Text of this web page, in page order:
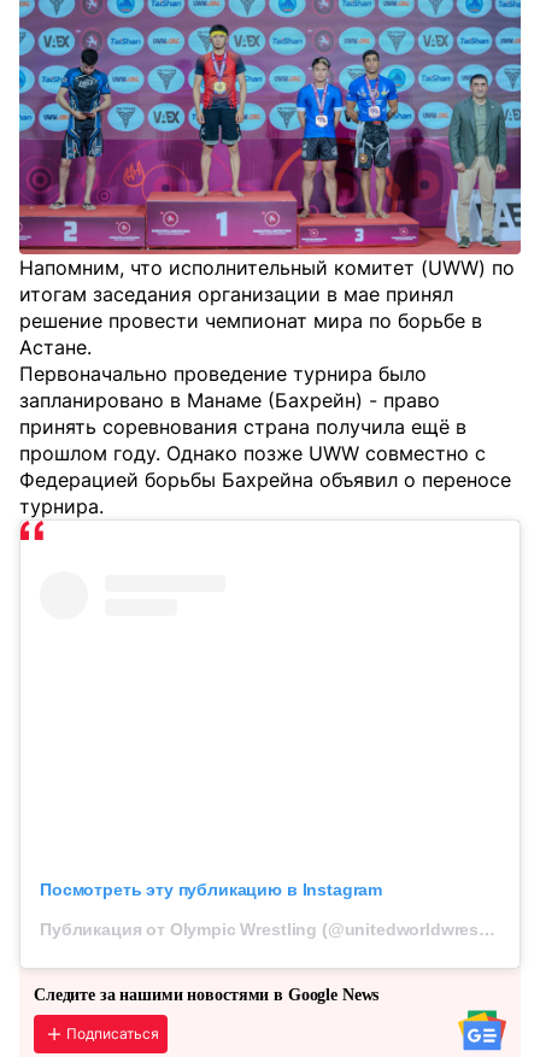
Напомним, что исполнительный комитет (UWW) по
итогам заседания организации в мае принял
решение провести чемпионат мира по борьбе в
Астане.
Первоначально проведение турнира было
запланировано в Манаме (Бахрейн) - право
принять соревнования страна получила ещё в
прошлом году. Однако позже UWW совместно с
Федерацией борьбы Бахрейна объявил о переносе
турнира.
Посмотреть эту публикацию в Instagram
Публикация от Olympic Wrestling (@unitedworldwrestling)
Следите за нашими новостями в Google News
Подписаться